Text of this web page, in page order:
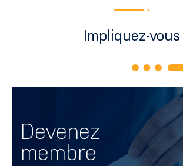
Impliquez-vous
Devenez
membre